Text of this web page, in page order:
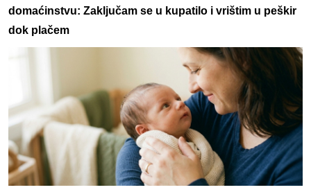
domaćinstvu: Zaključam se u kupatilo i vrištim u peškir
dok plačem